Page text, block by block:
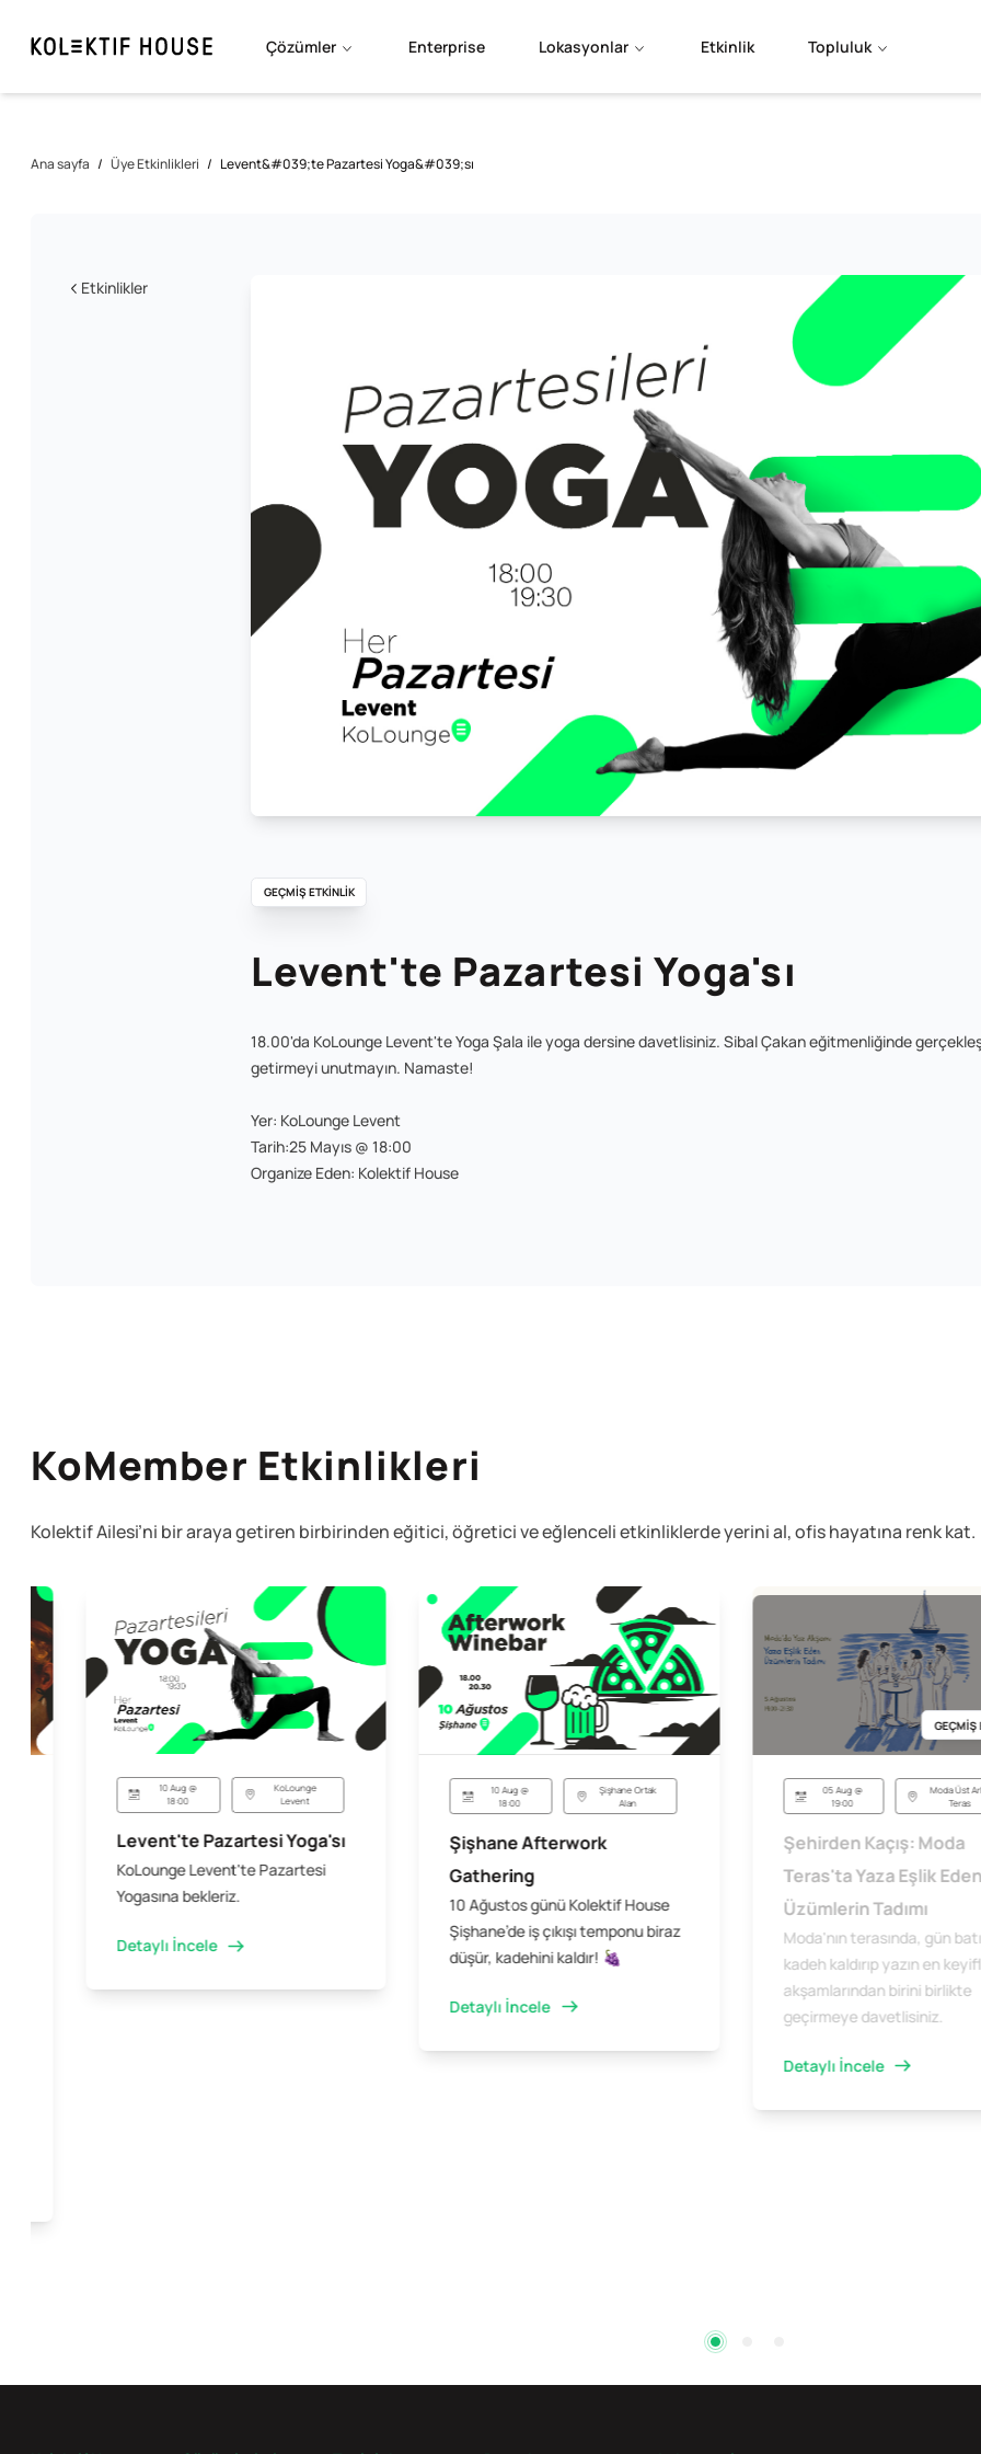
Çözümler Enterprise Lokasyonlar Etkinlik Topluluk
Ana sayfa / Üye Etkinlikleri / Levent&#039;te Pazartesi Yoga&#039;sı
Etkinlikler
GEÇMİŞ ETKİNLİK
Levent'te Pazartesi Yoga'sı
18.00'da KoLounge Levent'te Yoga Şala ile yoga dersine davetlisiniz. Sibal Çakan eğitmenliğinde
getirmeyi unutmayın. Namaste!
Yer: KoLounge Levent
Tarih:25 Mayıs @ 18:00
Organize Eden: Kolektif House
KoMember Etkinlikleri
Kolektif Ailesi’ni bir araya getiren birbirinden eğitici, öğretici ve eğlencelietkinliklerde yerini al, ofis hayatına renk kat.
10 Aug @
18:00
KoLounge
Levent
Levent'te Pazartesi Yoga'sı
KoLounge Levent'te Pazartesi
Yogasına bekleriz.
Detaylı İncele
10 Aug @
18:00
Şişhane Ortak
Alan
Şişhane Afterwork
Gathering
10 Ağustos günü Kolektif House
Şişhane’de iş çıkışı temponu biraz
düşür, kadehini kaldır! 🍇
Detaylı İncele
GEÇMİŞ
05 Aug @
19:00
Moda Üst
Teras
Şehirden Kaçış: Moda
Teras'ta Yaza Eşlik Eden
Üzümlerin Tadımı
Moda'nın terasında, gün
kadeh kaldırıp yazın en
akşamlarından birini birlikte
geçirmeye davetlisiniz.
Detaylı İncele